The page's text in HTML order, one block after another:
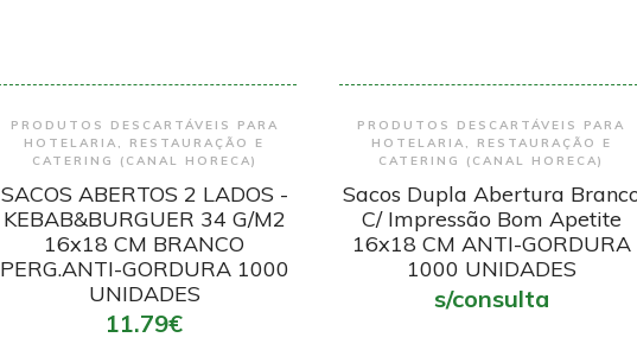
Encomendar
PRODUTOS DESCARTÁVEIS PARA
HOTELARIA, RESTAURAÇÃO E
CATERING (CANAL HORECA)
SACOS ABERTOS 2 LADOS -
KEBAB&BURGUER 34 G/M2
16x18 CM BRANCO
PERG.ANTI-GORDURA 1000
UNIDADES
11.79€
Encomendar
PRODUTOS DESCARTÁVEIS PARA
HOTELARIA, RESTAURAÇÃO E
CATERING (CANAL HORECA)
Sacos Dupla Abertura
C/ Impressão Bom Apetite
16x18 CM ANTI-GORDURA
1000 UNIDADES
s/consulta